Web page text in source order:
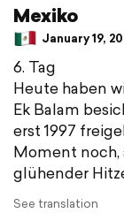
Mexiko
January 19,
6. Tag
Heute haben
Ek Balam
erst 1997
Moment noch,
glühender
See translation